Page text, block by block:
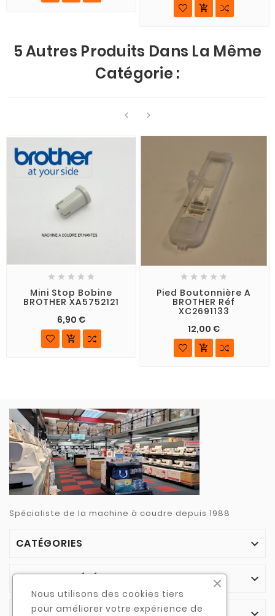

5 Autres Produits Dans La Même
Catégorie :
 
    
Mini Stop Bobine
BROTHER XA5752121
6,90 €

    
Pied Boutonnière A
BROTHER Réf
XC2691133
12,00 €

Spécialiste de la machine à coudre depuis 1988
CATÉGORIES 

Nous utilisons des cookies tiers
pour améliorer votre expérience de